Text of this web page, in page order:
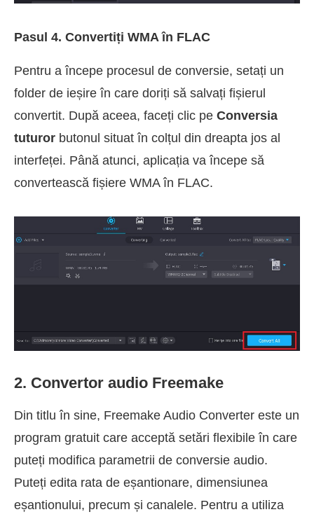
Pasul 4. Convertiți WMA în FLAC
Pentru a începe procesul de conversie, setați un
folder de ieșire în care doriți să salvați fișierul
convertit. După aceea, faceți clic pe Conversia
tuturor butonul situat în colțul din dreapta jos al
interfeței. Până atunci, aplicația va începe să
convertească fișiere WMA în FLAC.
2. Convertor audio Freemake
Din titlu în sine, Freemake Audio Converter este un
program gratuit care acceptă setări flexibile în care
puteți modifica parametrii de conversie audio.
Puteți edita rata de eșantionare, dimensiunea
eșantionului, precum și canalele. Pentru a utiliza